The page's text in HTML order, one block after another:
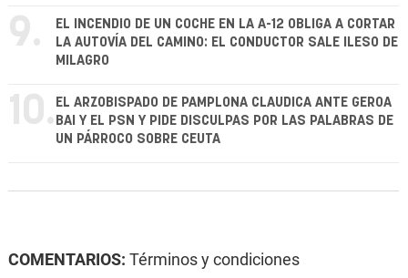
9.
EL INCENDIO DE UN COCHE EN LA A-12 OBLIGA A CORTAR
LA AUTOVÍA DEL CAMINO: EL CONDUCTOR SALE ILESO DE
MILAGRO
10. EL ARZOBISPADO DE PAMPLONA CLAUDICA ANTE GEROA
BAI Y EL PSN Y PIDE DISCULPAS POR LAS PALABRAS DE
UN PÁRROCO SOBRE CEUTA
COMENTARIOS: Términos y condiciones